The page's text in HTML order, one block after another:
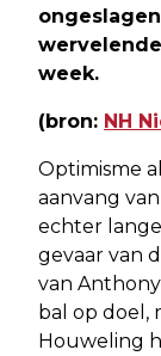
week.
(bron: NH
Optimisme
aanvang
echter
gevaar van
van
bal op doel,
Houweling